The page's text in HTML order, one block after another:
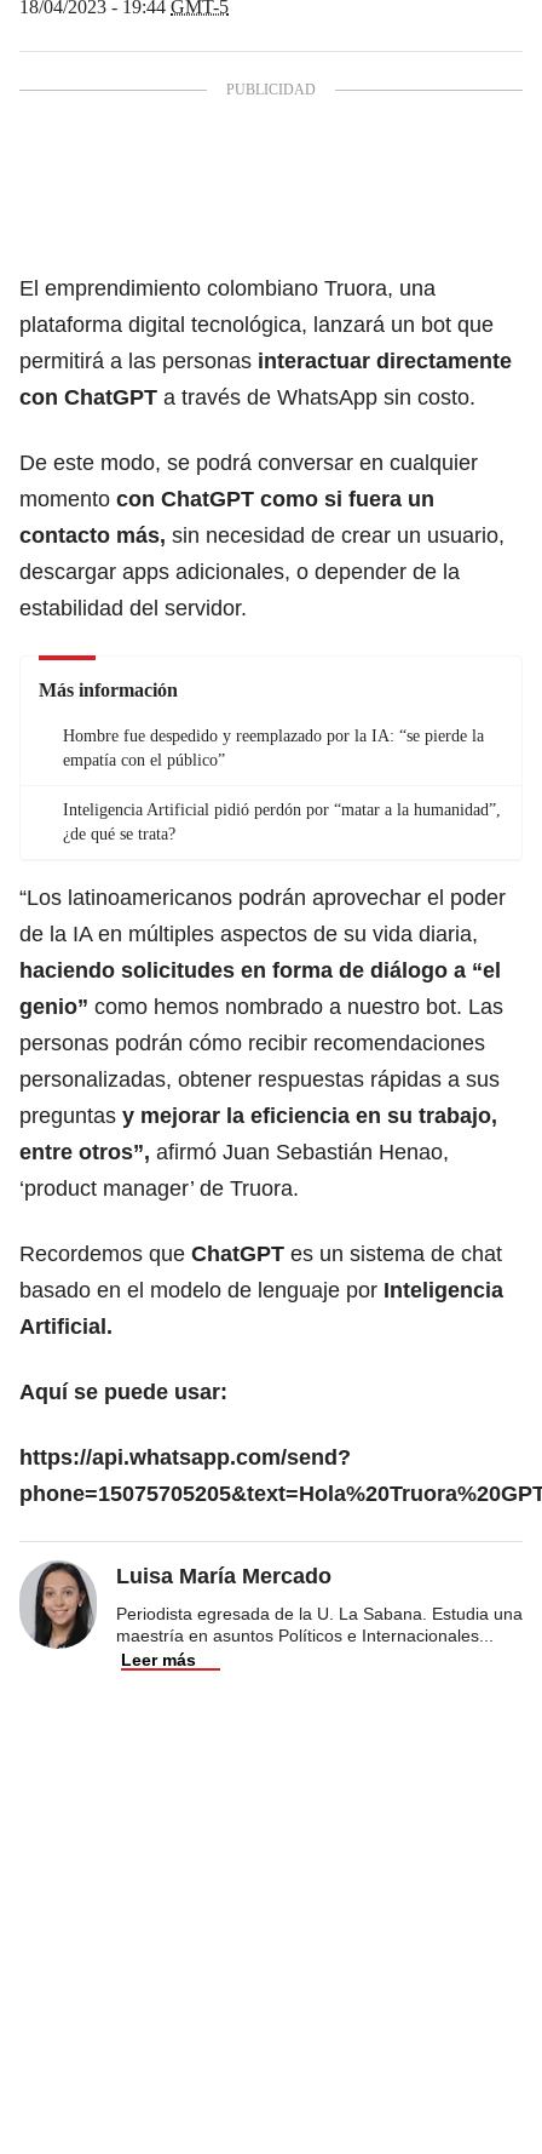
18/04/2023 - 19:44 GMT-5
El emprendimiento colombiano Truora, una
plataforma digital tecnológica, lanzará un bot que
permitirá a las personas interactuar directamente
con ChatGPT a través de WhatsApp sin costo.
De este modo, se podrá conversar en cualquier
momento con ChatGPT como si fuera un
contacto más, sin necesidad de crear un usuario,
descargar apps adicionales, o depender de la
estabilidad del servidor.
Más información
Hombre fue despedido y reemplazado por la IA: “se pierde la
empatía con el público”
Inteligencia Artificial pidió perdón por “matar a la humanidad”,
¿de qué se trata?
“Los latinoamericanos podrán aprovechar el poder
de la IA en múltiples aspectos de su vida diaria,
haciendo solicitudes en forma de diálogo a “el
genio” como hemos nombrado a nuestro bot. Las
personas podrán cómo recibir recomendaciones
personalizadas, obtener respuestas rápidas a sus
preguntas y mejorar la eficiencia en su trabajo,
entre otros”, afirmó Juan Sebastián Henao,
‘product manager’ de Truora.
Recordemos que ChatGPT es un sistema de chat
basado en el modelo de lenguaje por Inteligencia
Artificial.
Aquí se puede usar:
https://api.whatsapp.com/send?
Luisa María Mercado
Periodista egresada de la U. La Sabana. Estudia una
maestría en asuntos Políticos e Internacionales
Leer más